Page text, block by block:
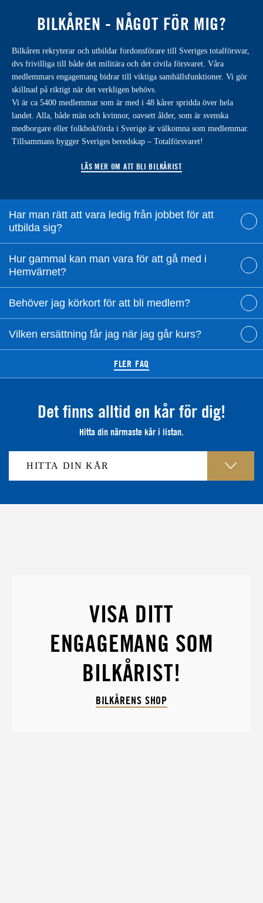
BILKÅREN - NÅGOT FÖR MIG?
Bilkåren rekryterar och utbildar fordonsförare till Sveriges totalförsvar,
dvs frivilliga till både det militära och det civila försvaret. Våra
medlemmars engagemang bidrar till viktiga samhällsfunktioner. Vi gör
skillnad på riktigt när det verkligen behövs.
Vi är ca 5400 medlemmar som är med i 48 kårer spridda över hela
landet. Alla, både män och kvinnor, oavsett ålder, som är svenska
medborgare eller folkbokförda i Sverige är välkomna som medlemmar.
Tillsammans bygger Sveriges beredskap – Totalförsvaret!
LÄS MER OM ATT BLI BILKÅRIST
Har man rätt att vara ledig från jobbet för att
utbilda sig?
Hur gammal kan man vara för att gå med i
Hemvärnet?
Behöver jag körkort för att bli medlem?
Vilken ersättning får jag när jag går kurs?
FLER FAQ
Det finns alltid en kår för dig!
Hitta din närmaste kår i listan.
VISA DITT
ENGAGEMANG SOM
BILKÅRIST!
BILKÅRENS SHOP